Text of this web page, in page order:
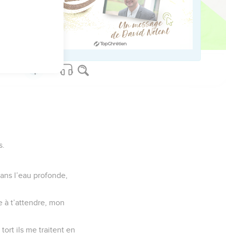
sur www.editionsbiblio.fr
l’eau profonde,
à t’attendre, mon
tort ils me traitent en